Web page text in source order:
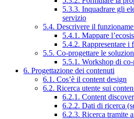
5.3.3. Inquadrare gli
servizio
5.4. Descrivere il
5.4.1. Mappare
5.4.2. Rappresentare i
5.5. Co-progettare le
5.5.1. Workshop di
6. Progettazione dei contenuti
6.1. Cos’è il content design
6.2. Ricerca utente sui
6.2.1. Content
6.2.2. Dati di ricerca
6.2.3. Ricerca tramite